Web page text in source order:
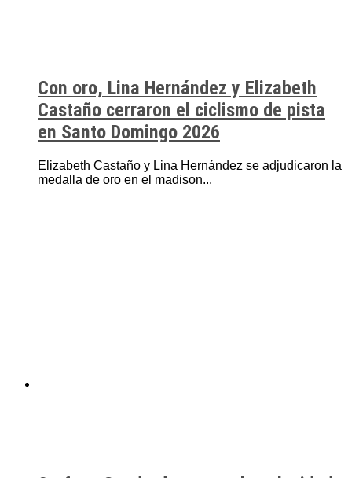
Con oro, Lina Hernández y Elizabeth
Castaño cerraron el ciclismo de pista
en Santo Domingo 2026
Elizabeth Castaño y Lina Hernández se adjudicaron la
medalla de oro en el madison...